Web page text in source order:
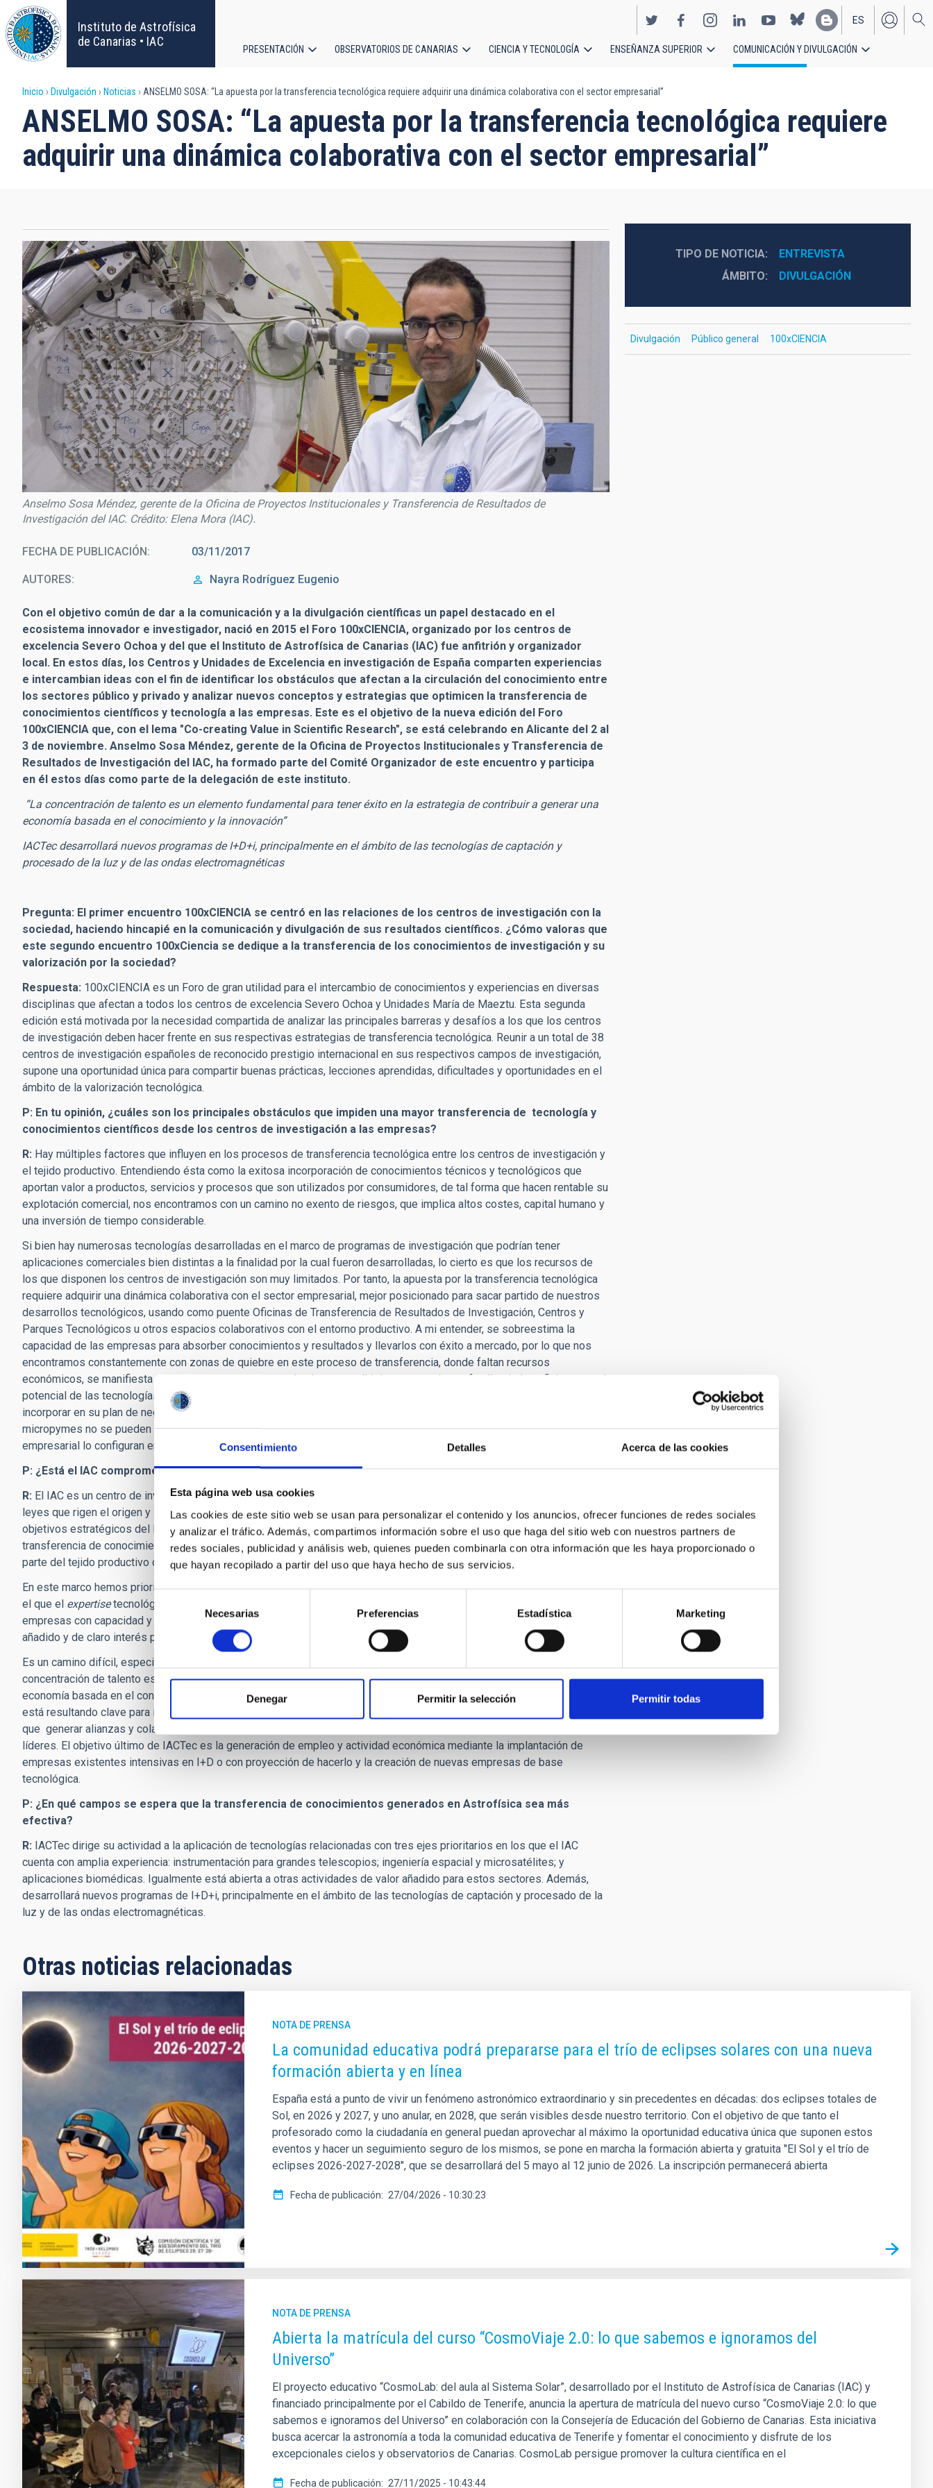
Consentimiento Detalles Acerca de las cookies
Esta página web usa cookies
Las cookies de este sitio web se usan para personalizar el contenido y los anuncios, ofrecer funciones de redes sociales
y analizar el tráfico. Además, compartimos información sobre el uso que haga del sitio web con nuestros partners de
redes sociales, publicidad y análisis web, quienes pueden combinarla con otra información que les haya proporcionado o
que hayan recopilado a partir del uso que haya hecho de sus servicios.
de
consentimiento
Necesarias Preferencias Estadística Marketing
Denegar Permitir la selección Permitir todas
Pasar
al
contenido
principal
Instituto de Astrofísica
de Canarias • IAC
EN
ES
principal
PRESENTACIÓN OBSERVATORIOS DE CANARIAS CIENCIA Y TECNOLOGÍA ENSEÑANZA SUPERIOR COMUNICACIÓN Y DIVULGACIÓN
Sobrescribir
enlaces
de
a
la
navegación
Inicio Divulgación Noticias ANSELMO SOSA: “La apuesta por la transferencia tecnológica requiere adquirir una dinámica colaborativa con el sector empresarial”
ANSELMO SOSA: “La apuesta por la transferencia tecnológica requiere
adquirir una dinámica colaborativa con el sector empresarial”
Anselmo Sosa Méndez, gerente de la Oficina de Proyectos Institucionales y Transferencia de Resultados de
Investigación del IAC. Crédito: Elena Mora (IAC).
FECHA DE PUBLICACIÓN 03/11/2017
AUTORES Nayra Rodríguez Eugenio
Con el objetivo común de dar a la comunicación y a la divulgación científicas un papel destacado en el
ecosistema innovador e investigador, nació en 2015 el Foro 100xCIENCIA, organizado por los centros de
excelencia Severo Ochoa y del que el Instituto de Astrofísica de Canarias (IAC) fue anfitrión y organizador
local. En estos días, los Centros y Unidades de Excelencia en investigación de España comparten experiencias
e intercambian ideas con el fin de identificar los obstáculos que afectan a la circulación del conocimiento entre
los sectores público y privado y analizar nuevos conceptos y estrategias que optimicen la transferencia de
conocimientos científicos y tecnología a las empresas. Este es el objetivo de la nueva edición del Foro
100xCIENCIA que, con el lema "Co-creating Value in Scientific Research", se está celebrando en Alicante del 2 al
3 de noviembre. Anselmo Sosa Méndez, gerente de la Oficina de Proyectos Institucionales y Transferencia de
Resultados de Investigación del IAC, ha formado parte del Comité Organizador de este encuentro y participa
en él estos días como parte de la delegación de este instituto.
“La concentración de talento es un elemento fundamental para tener éxito en la estrategia de contribuir a generar una
economía basada en el conocimiento y la innovación”
IACTec desarrollará nuevos programas de I+D+i, principalmente en el ámbito de las tecnologías de captación y
procesado de la luz y de las ondas electromagnéticas
Pregunta: El primer encuentro 100xCIENCIA se centró en las relaciones de los centros de investigación con la
sociedad, haciendo hincapié en la comunicación y divulgación de sus resultados científicos. ¿Cómo valoras que
este segundo encuentro 100xCiencia se dedique a la transferencia de los conocimientos de investigación y su
valorización por la sociedad?
Respuesta: 100xCIENCIA es un Foro de gran utilidad para el intercambio de conocimientos y experiencias en diversas
disciplinas que afectan a todos los centros de excelencia Severo Ochoa y Unidades María de Maeztu. Esta segunda
edición está motivada por la necesidad compartida de analizar las principales barreras y desafíos a los que los centros
de investigación deben hacer frente en sus respectivas estrategias de transferencia tecnológica. Reunir a un total de 38
centros de investigación españoles de reconocido prestigio internacional en sus respectivos campos de investigación,
supone una oportunidad única para compartir buenas prácticas, lecciones aprendidas, dificultades y oportunidades en el
ámbito de la valorización tecnológica.
P: En tu opinión, ¿cuáles son los principales obstáculos que impiden una mayor transferencia de tecnología y
conocimientos científicos desde los centros de investigación a las empresas?
R: Hay múltiples factores que influyen en los procesos de transferencia tecnológica entre los centros de investigación y
el tejido productivo. Entendiendo ésta como la exitosa incorporación de conocimientos técnicos y tecnológicos que
aportan valor a productos, servicios y procesos que son utilizados por consumidores, de tal forma que hacen rentable su
explotación comercial, nos encontramos con un camino no exento de riesgos, que implica altos costes, capital humano y
una inversión de tiempo considerable.
Si bien hay numerosas tecnologías desarrolladas en el marco de programas de investigación que podrían tener
aplicaciones comerciales bien distintas a la finalidad por la cual fueron desarrolladas, lo cierto es que los recursos de
los que disponen los centros de investigación son muy limitados. Por tanto, la apuesta por la transferencia tecnológica
requiere adquirir una dinámica colaborativa con el sector empresarial, mejor posicionado para sacar partido de nuestros
desarrollos tecnológicos, usando como puente Oficinas de Transferencia de Resultados de Investigación, Centros y
Parques Tecnológicos u otros espacios colaborativos con el entorno productivo. A mi entender, se sobreestima la
capacidad de las empresas para absorber conocimientos y resultados y llevarlos con éxito a mercado, por lo que nos
encontramos constantemente con zonas de quiebre en este proceso de transferencia, donde faltan recursos
económicos, se manifiesta desconocimiento del mercado al que nos dirigimos, no se ha profundizado lo suficiente en el
potencial de las tecnologías desarrolladas, o simplemente no disponemos de tejido productivo dimensionado para
incorporar en su plan de negocio una estrategia de innovación tecnológica, pues está sujeta a un alto riesgo que pymes y
micropymes no se pueden permitir. En España, esta es una realidad abrumadora pues mayoritariamente nuestro sector
empresarial lo configuran empresas de esta naturaleza.
P: ¿Está el IAC comprometido con reducir la brecha que separa la investigación de la industria?
R: El IAC es un centro de investigación cuya principal finalidad es ampliar la frontera del conocimiento humano sobre las
leyes que rigen el origen y la evolución de los distintos tipos de materia y energía del Universo. Dicho esto, uno de los
objetivos estratégicos del IAC, como cualquier otra institución de I+D de excelencia, es también el desarrollo y
transferencia de conocimientos y tecnologías que se generan en nuestro centro de investigación y cuya valorización por
parte del tejido productivo conlleva un positivo impacto socio-económico a medio y largo plazo.
En este marco hemos priorizado la creación de un espacio de cooperación tecnológica y empresarial, llamado IACTec, en
el que el expertisetecnológico acumulado por el IAC y sus medios técnicos se pone en valor y a disposición de
empresas con capacidad y potencial para generar y llevar con éxito a mercado productos tecnológicos de alto valor
añadido y de claro interés para el mercado, tanto en el ámbito nacional como internacional.
Es un camino difícil, especialmente ahora en un contexto de economía global y alta competitividad. Por ello la
concentración de talento es un elemento fundamental para tener éxito en esta estrategia de contribuir a generar una
economía basada en el conocimiento y la innovación. El respaldo de las autoridades insulares, regionales y estatales
está resultando clave para impulsar el desarrollo de IACTec, atrayendo a profesionales altamente cualificados con los
que generar alianzas y colaboraciones en materia comercial, productiva, tecnológica y financiera con otras entidades
líderes. El objetivo último de IACTec es la generación de empleo y actividad económica mediante la implantación de
empresas existentes intensivas en I+D o con proyección de hacerlo y la creación de nuevas empresas de base
tecnológica.
P: ¿En qué campos se espera que la transferencia de conocimientos generados en Astrofísica sea más
efectiva?
R: IACTec dirige su actividad a la aplicación de tecnologías relacionadas con tres ejes prioritarios en los que el IAC
cuenta con amplia experiencia: instrumentación para grandes telescopios; ingeniería espacial y microsatélites; y
aplicaciones biomédicas. Igualmente está abierta a otras actividades de valor añadido para estos sectores. Además,
desarrollará nuevos programas de I+D+i, principalmente en el ámbito de las tecnologías de captación y procesado de la
luz y de las ondas electromagnéticas.
TIPO DE NOTICIA
ENTREVISTA
ÁMBITO
DIVULGACIÓN
Divulgación Público general 100xCIENCIA
Otras noticias relacionadas
NOTA DE PRENSA
La comunidad educativa podrá prepararse para el trío de eclipses solares con una nueva
formación abierta y en línea
España está a punto de vivir un fenómeno astronómico extraordinario y sin precedentes en décadas: dos eclipses totales de
Sol, en 2026 y 2027, y uno anular, en 2028, que serán visibles desde nuestro territorio. Con el objetivo de que tanto el
profesorado como la ciudadanía en general puedan aprovechar al máximo la oportunidad educativa única que suponen estos
eventos y hacer un seguimiento seguro de los mismos, se pone en marcha la formación abierta y gratuita "El Sol y el trío de
eclipses 2026-2027-2028", que se desarrollará del 5 mayo al 12 junio de 2026. La inscripción permanecerá abierta
Fecha de publicación 27/04/2026 - 10:30:23
NOTA DE PRENSA
Abierta la matrícula del curso “CosmoViaje 2.0: lo que sabemos e ignoramos del
Universo”
El proyecto educativo “CosmoLab: del aula al Sistema Solar”, desarrollado por el Instituto de Astrofísica de Canarias (IAC) y
financiado principalmente por el Cabildo de Tenerife, anuncia la apertura de matrícula del nuevo curso “CosmoViaje 2.0: lo que
sabemos e ignoramos del Universo” en colaboración con la Consejería de Educación del Gobierno de Canarias. Esta iniciativa
busca acercar la astronomía a toda la comunidad educativa de Tenerife y fomentar el conocimiento y disfrute de los
excepcionales cielos y observatorios de Canarias. CosmoLab persigue promover la cultura científica en el
Fecha de publicación 27/11/2025 - 10:43:44